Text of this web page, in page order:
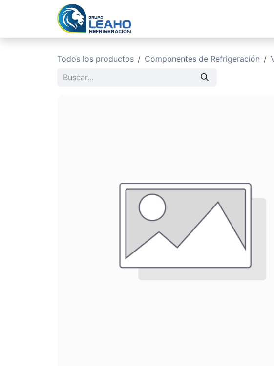
Todos los productos Componentes de Refrigeración